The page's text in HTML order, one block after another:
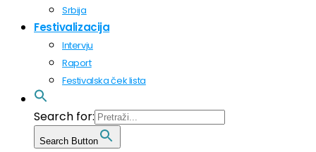
Srbija
Festivalizacija
Intervju
Raport
Festivalska ček lista
Search for:
Search Button